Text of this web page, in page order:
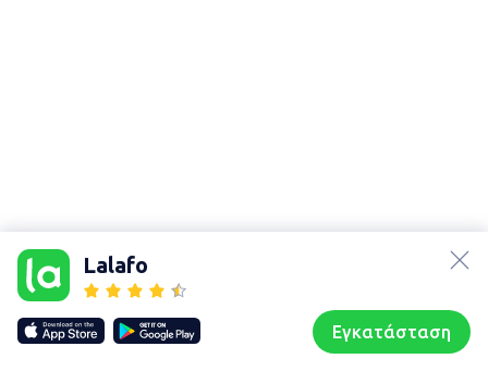
Lalafo
Εγκατάσταση
Our websites
lalafo.kg
lalafo.rs
lalafo.pl
Sitemap
Συζητήσεις Προφίλ